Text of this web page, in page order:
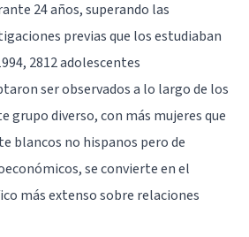
24 años, superando las
previas que los estudiaban
2812 adolescentes
ser observados a lo largo de los
grupo diverso, con más mujeres que
blancos no hispanos pero de
se convierte en el
más extenso sobre relaciones